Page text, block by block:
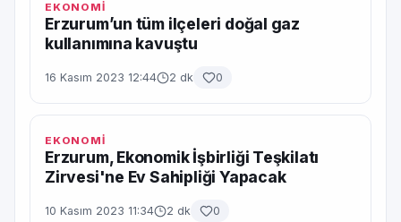
EKONOMİ
Erzurum’un tüm ilçeleri doğal gaz
kullanımına kavuştu
16 Kasım 2023 12:44 2 dk 0
EKONOMİ
Erzurum, Ekonomik İşbirliği Teşkilatı
Zirvesi'ne Ev Sahipliği Yapacak
10 Kasım 2023 11:34 2 dk 0